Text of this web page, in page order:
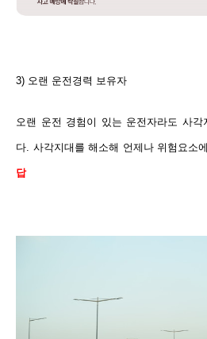
3) 오랜 운전경력 보유자
오랜 운전 경험이 있는 운전자라도 사
다. 사각지대를 해소해 언제나 위험요소
답